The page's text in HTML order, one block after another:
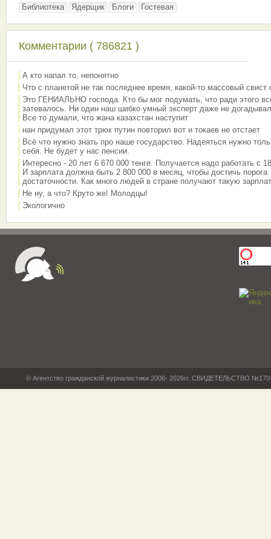
Библиотека
Ядерщик Блоги Гостевая
Комментарии ( 786821 )
А кто напал то, непонятно
Что с планетой не так последнее время, какой-то массовый свист
Это ГЕНИАЛЬНО господа. Кто бы мог подумать, что ради этого
затевалось. Ни один наш шибко умный эксперт даже не
Все то думали, что жана казахстан наступит
нан придумал этот трюк путин повторил вот и токаев не отстает
Всё что нужно знать про наше государство. Надеяться нужно
себя. Не будет у нас пенсии.
Интересно - 20 лет 6 670 000 тенге. Получается надо работать с
И зарплата должна быть 2 800 000 в месяц, чтобы достичь порога
достаточности. Как много людей в стране получают такую
Не ну, а что? Круто же! Молодцы!
Экологично
© Агентство гражданской журналистики 2006- 2026гг. СВИДЕТЕЛЬСТВО